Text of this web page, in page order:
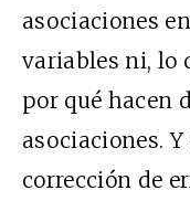
asociaciones
variables ni, lo
por qué hacen
asociaciones.
corrección de